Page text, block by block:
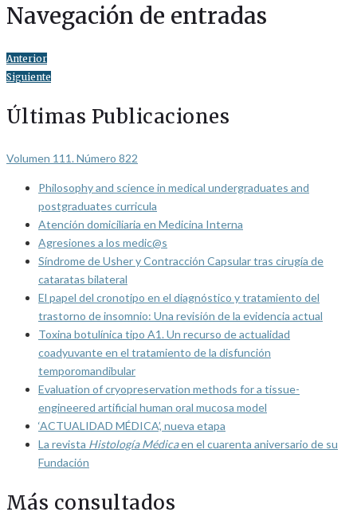
Navegación de entradas
Anterior
Siguiente
Últimas Publicaciones
Volumen 111. Número 822
Philosophy and science in medical undergraduates and
postgraduates curricula
Atención domiciliaria en Medicina Interna
Agresiones a los medic@s
Síndrome de Usher y Contracción Capsular tras cirugía de
cataratas bilateral
El papel del cronotipo en el diagnóstico y tratamiento del
trastorno de insomnio: Una revisión de la evidencia actual
Toxina botulínica tipo A1. Un recurso de actualidad
coadyuvante en el tratamiento de la disfunción
temporomandibular
Evaluation of cryopreservation methods for a tissue-
engineered artificial human oral mucosa model
‘ACTUALIDAD MÉDICA’, nueva etapa
La revista Histología Médicaen el cuarenta aniversario de su
Fundación
Más consultados